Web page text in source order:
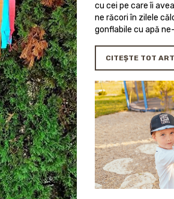
cu cei pe care îi
ne răcori în zilele
gonflabile cu apă
CITEȘTE TOT